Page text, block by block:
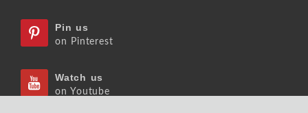
Pin us
on Pinterest
Watch us
on Youtube